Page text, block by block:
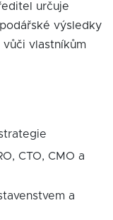
určuje
výsledky
vlastníkům
CTO, CMO a
a